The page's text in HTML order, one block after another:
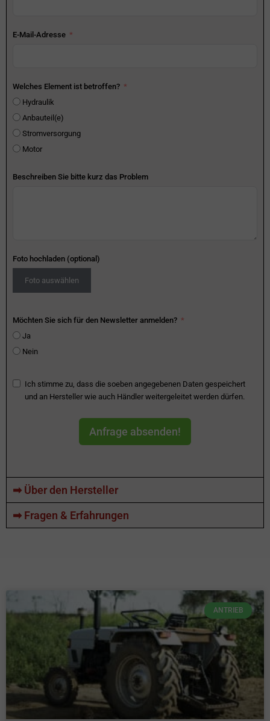
E-Mail-Adresse
Welches Element ist betroffen?
Hydraulik
Anbauteil(e)
Stromversorgung
Motor
Beschreiben Sie bitte kurz das Problem
Foto hochladen (optional)
Foto auswählen
Möchten Sie sich für den Newsletter anmelden?
Ja
Nein
Ich stimme zu, dass die soeben angegebenen Daten gespeichert
und an Hersteller wie auch Händler weitergeleitet werden dürfen.
Anfrage absenden!
➡ Über den Hersteller
➡ Fragen & Erfahrungen
ANTRIEB